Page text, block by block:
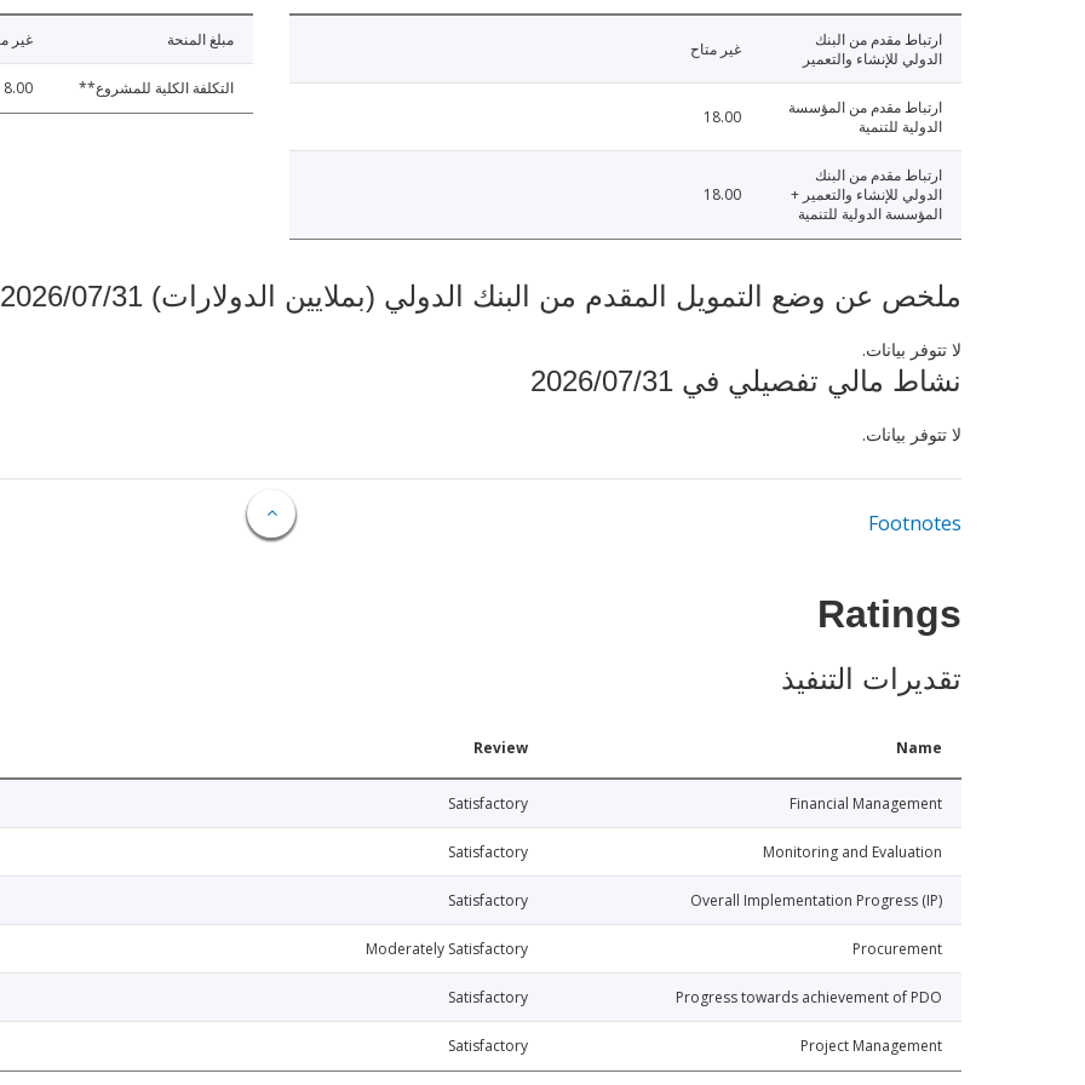
ارتباط مقدم من البنك
الدولي للإنشاء والتعمير
غير متاح
ارتباط مقدم من المؤسسة
الدولية للتنمية
18.00
ارتباط مقدم من البنك
الدولي للإنشاء والتعمير +
المؤسسة الدولية للتنمية
18.00
مبلغ المنحة غير
التكلفة الكلية للمشروع**
ملخص عن وضع التمويل المقدم من البنك الدولي (بملايين الدولارات) 2026/07/31
لا تتوفر بيانات.
نشاط مالي تفصيلي في 2026/07/31
لا تتوفر بيانات.
Footnotes
Ratings
تقديرات التنفيذ
Name
Review
Financial Management
Satisfactory
Monitoring and Evaluation
Satisfactory
Overall Implementation Progress (IP)
Satisfactory
Procurement
Moderately Satisfactory
Progress towards achievement of PDO
Satisfactory
Project Management
Satisfactory